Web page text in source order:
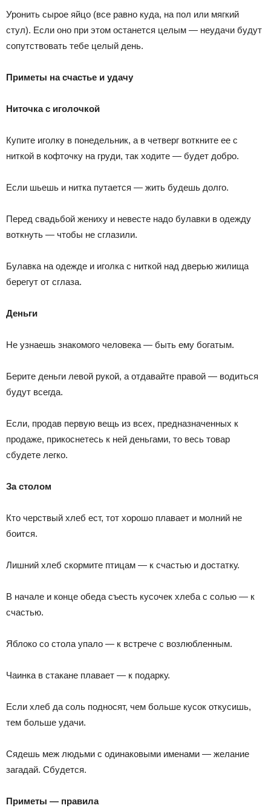
Уронить сырое яйцо (все равно куда, на пол или мягкий
стул). Если оно при этом останется целым — неудачи будут
сопутствовать тебе целый день.
Приметы на счастье и удачу
Ниточка с иголочкой
Купите иголку в понедельник, а в четверг воткните ее с
ниткой в кофточку на груди, так ходите — будет добро.
Если шьешь и нитка путается — жить будешь долго.
Перед свадьбой жениху и невесте надо булавки в одежду
воткнуть — чтобы не сглазили.
Булавка на одежде и иголка с ниткой над дверью жилища
берегут от сглаза.
Деньги
Не узнаешь знакомого человека — быть ему богатым.
Берите деньги левой рукой, а отдавайте правой — водиться
будут всегда.
Если, продав первую вещь из всех, предназначенных к
продаже, прикоснетесь к ней деньгами, то весь товар
сбудете легко.
За столом
Кто черствый хлеб ест, тот хорошо плавает и молний не
боится.
Лишний хлеб скормите птицам — к счастью и достатку.
В начале и конце обеда съесть кусочек хлеба с солью — к
счастью.
Яблоко со стола упало — к встрече с возлюбленным.
Чаинка в стакане плавает — к подарку.
Если хлеб да соль подносят, чем больше кусок откусишь,
тем больше удачи.
Сядешь меж людьми с одинаковыми именами — желание
загадай. Сбудется.
Приметы — правила